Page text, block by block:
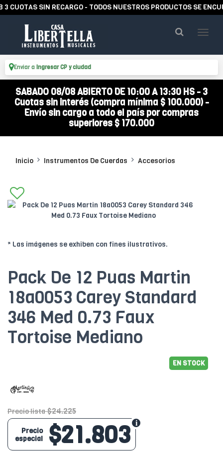
SIN RECARGO - TODOS NUESTROS PRODUCTOS SE
Enviar a Ingresar CP y ciudad
SABADO 08/08 ABIERTO DE 10:00 A 13:30 HS - 3
Cuotas sin interés (compra mínima $ 100.000) -
Envío sin cargo a todo el país por compras
superiores $ 170.000
Inicio Instrumentos De Cuerdas Accesorios
* Las imágenes se exhiben con fines ilustrativos.
Pack De 12 Puas Martin
18a0053 Carey Standard
346 Med 0.73 Faux
Tortoise Mediano
EN STOCK
Precio lista $24.225
$21.803
Precio
especial